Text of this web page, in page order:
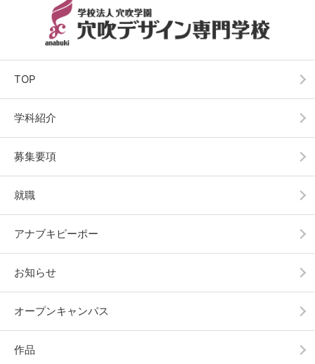
TOP
学科紹介
募集要項
就職
アナブキピーポー
お知らせ
オープンキャンパス
作品